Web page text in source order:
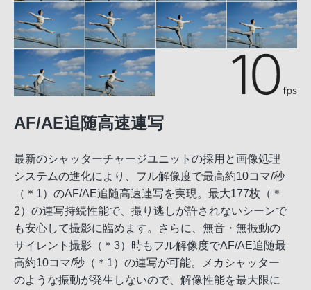
AF/AE追随高速連写
最新のシャッターチャージユニットの採用と画像処理
システムの進化により、フル解像度で最高約10コマ/秒
（＊1）のAF/AE追随高速連写を実現。最大177枚（＊
2）の連写持続性能で、撮り逃しが許されないシーンで
も安心して撮影に臨めます。さらに、無音・無振動の
サイレント撮影（＊3）時もフル解像度でAF/AE追随最
高約10コマ/秒（＊1）の連写が可能。メカシャッター
のような振動が発生しないので、解像性能を最大限に